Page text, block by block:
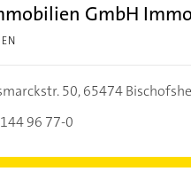
GmbH
50,65474
96 77-0